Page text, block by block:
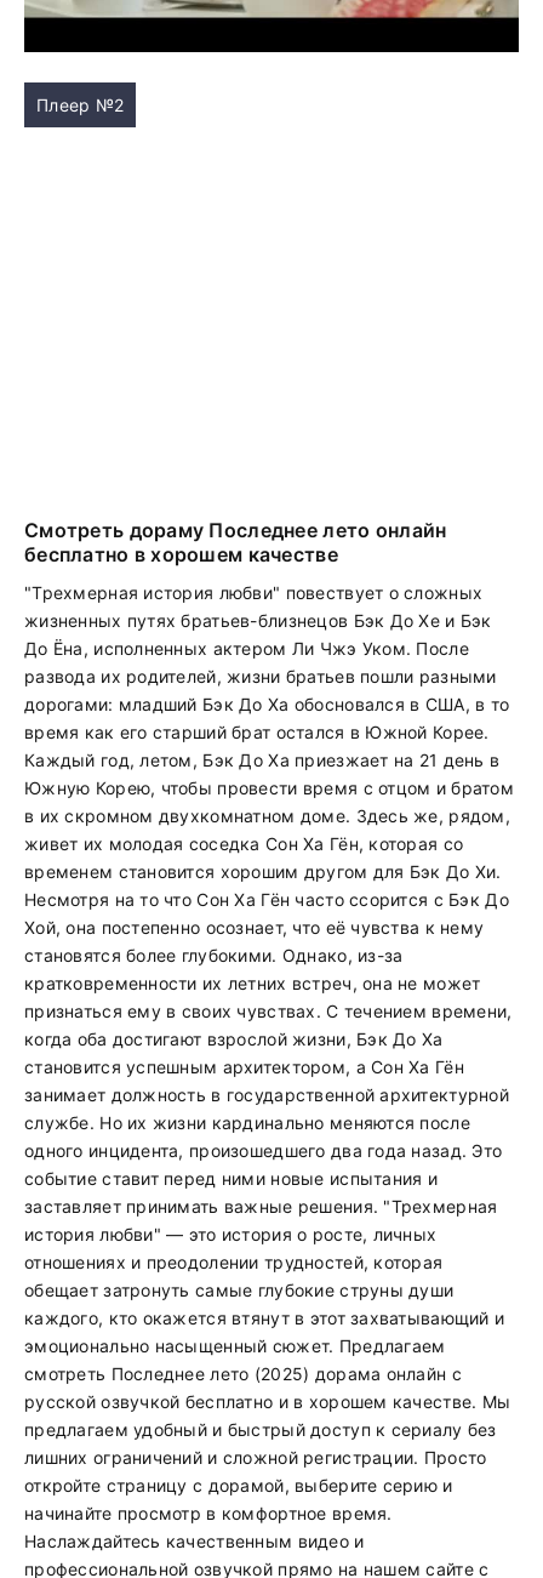
Плеер №2
Смотреть дораму Последнее лето онлайн
бесплатно в хорошем качестве
"Трехмерная история любви" повествует о сложных
жизненных путях братьев-близнецов Бэк До Хе и Бэк
До Ёна, исполненных актером Ли Чжэ Уком. После
развода их родителей, жизни братьев пошли разными
дорогами: младший Бэк До Ха обосновался в США, в то
время как его старший брат остался в Южной Корее.
Каждый год, летом, Бэк До Ха приезжает на 21 день в
Южную Корею, чтобы провести время с отцом и братом
в их скромном двухкомнатном доме. Здесь же, рядом,
живет их молодая соседка Сон Ха Гён, которая со
временем становится хорошим другом для Бэк До Хи.
Несмотря на то что Сон Ха Гён часто ссорится с Бэк До
Хой, она постепенно осознает, что её чувства к нему
становятся более глубокими. Однако, из-за
кратковременности их летних встреч, она не может
признаться ему в своих чувствах. С течением времени,
когда оба достигают взрослой жизни, Бэк До Ха
становится успешным архитектором, а Сон Ха Гён
занимает должность в государственной архитектурной
службе. Но их жизни кардинально меняются после
одного инцидента, произошедшего два года назад. Это
событие ставит перед ними новые испытания и
заставляет принимать важные решения. "Трехмерная
история любви" — это история о росте, личных
отношениях и преодолении трудностей, которая
обещает затронуть самые глубокие струны души
каждого, кто окажется втянут в этот захватывающий и
эмоционально насыщенный сюжет. Предлагаем
смотреть Последнее лето (2025) дорама онлайн с
русской озвучкой бесплатно и в хорошем качестве. Мы
предлагаем удобный и быстрый доступ к сериалу без
лишних ограничений и сложной регистрации. Просто
откройте страницу с дорамой, выберите серию и
начинайте просмотр в комфортное время.
Наслаждайтесь качественным видео и
профессиональной озвучкой прямо на нашем сайте с